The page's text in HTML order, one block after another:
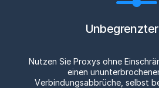
Nutzen Sie Proxys ohne
einen
Verbindungsabbrüche, selbst